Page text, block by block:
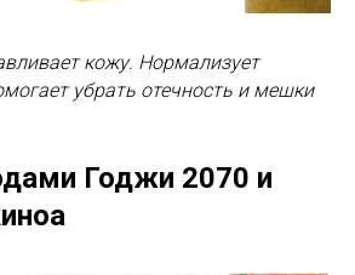
кожу. Нормализует
убрать отечность и мешки
Годжи 2070 и